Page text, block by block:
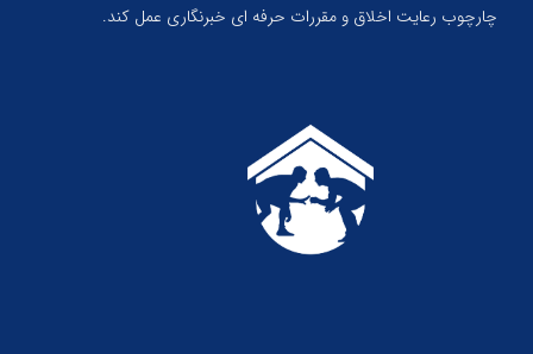
چارچوب رعایت اخلاق و مقررات حرفه ای خبرنگاری عمل کند.